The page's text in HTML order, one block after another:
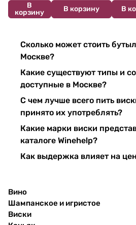
В
корзину
В корзину В
Сколько может стоить
Москве?
Какие существуют типы и
доступные в Москве?
С чем лучше всего пить
принято их употреблять?
Какие марки виски
каталоге Winehelp?
Как выдержка влияет на
Вино
Шампанское и игристое
Виски